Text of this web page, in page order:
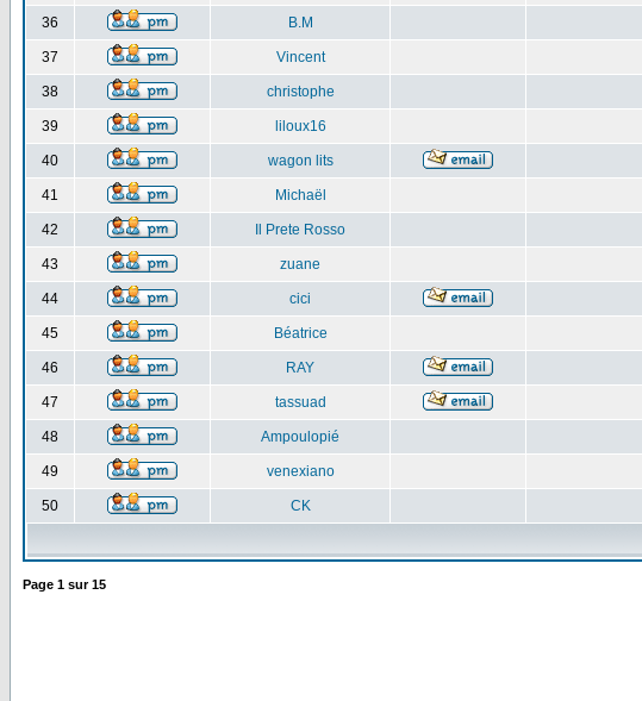
36 B.M
37 Vincent
38 christophe
39 liloux16
40 wagon lits
41 Michaël
42 Il Prete Rosso
43 zuane
44 cici
45 Béatrice
46 RAY
47 tassuad
48 Ampoulopié
49 venexiano
50 CK
Page 1 sur15